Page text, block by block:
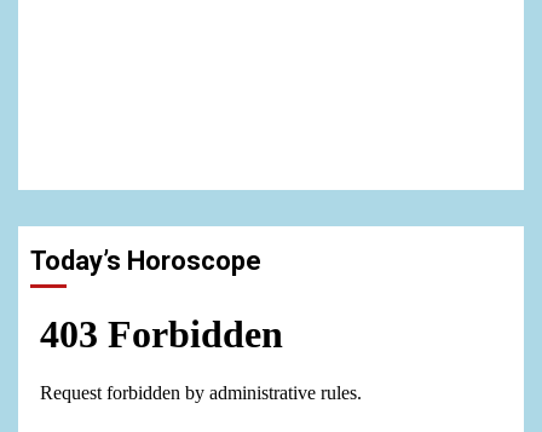
Today’s Horoscope